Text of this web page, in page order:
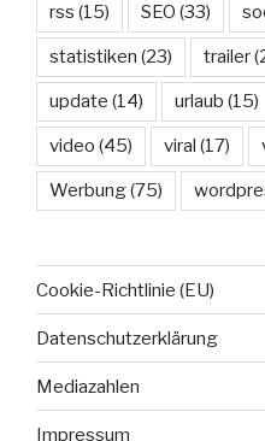
rss (15) SEO (33)
statistiken (23) trailer
update (14) urlaub (15)
video (45) viral (17)
Werbung(75)
Cookie-Richtlinie (EU)
Datenschutzerklärung
Mediazahlen
Impressum